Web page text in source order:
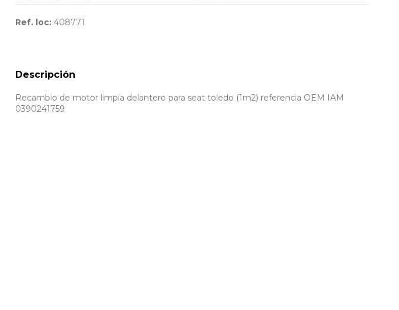
Ref. loc: 408771
Descripción
Recambio de motor limpia delantero para seat toledo (1m2) referencia OEM IAM
0390241759